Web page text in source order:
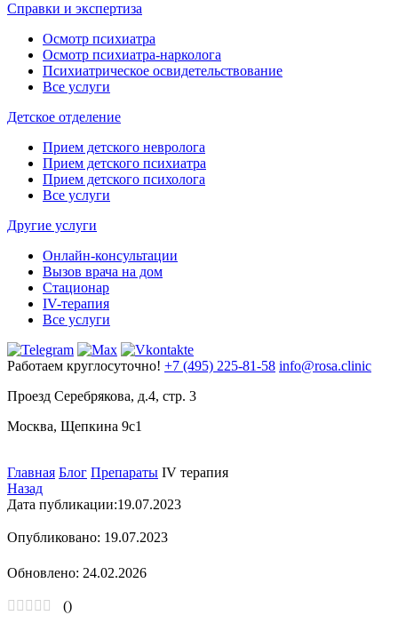
Справки и экспертиза
Осмотр психиатра
Осмотр психиатра-нарколога
Психиатрическое освидетельствование
Все услуги
Детское отделение
Прием детского невролога
Прием детского психиатра
Прием детского психолога
Все услуги
Другие услуги
Онлайн-консультации
Вызов врача на дом
Стационар
IV-терапия
Все услуги
Работаем круглосуточно! +7 (495) 225-81-58 info@rosa.clinic
Проезд Серебрякова, д.4, стр. 3
Москва, Щепкина 9с1
Главная Блог Препараты IV терапия
Назад
Дата публикации:19.07.2023
Опубликовано: 19.07.2023
Обновлено: 24.02.2026
()